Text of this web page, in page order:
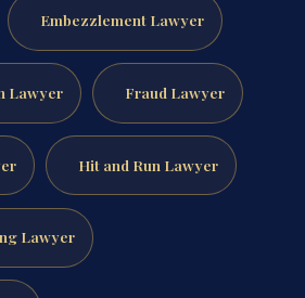
Embezzlement Lawyer
Lawyer Fraud Lawyer
Hit and Run Lawyer
Lawyer